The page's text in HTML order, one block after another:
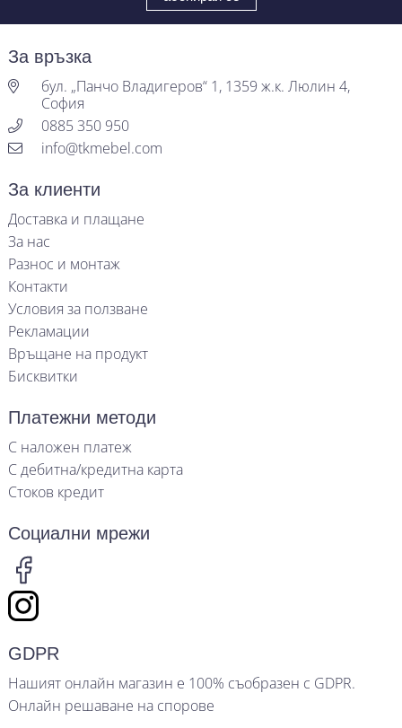
За връзка
бул. „Панчо Владигеров“ 1, 1359 ж.к. Люлин 4,
София
0885 350 950
info@tkmebel.com
За клиенти
Доставка и плащане
За нас
Разнос и монтаж
Контакти
Условия за ползване
Рекламации
Връщане на продукт
Бисквитки
Платежни методи
С наложен платеж
С дебитна/кредитна карта
Стоков кредит
Социални мрежи
GDPR
Нашият онлайн магазин е 100% съобразен с GDPR.
Онлайн решаване на спорове